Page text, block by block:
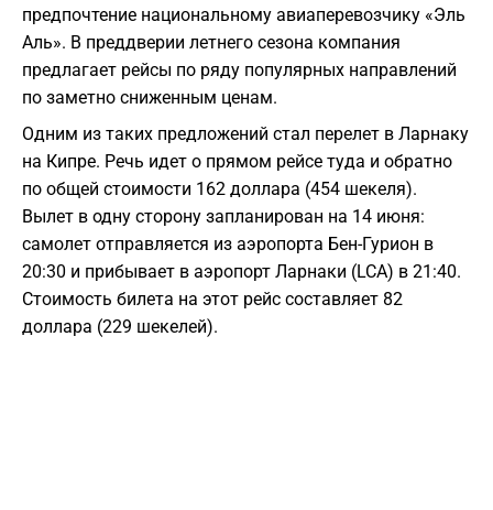
предпочтение национальному авиаперевозчику «Эль
Аль». В преддверии летнего сезона компания
предлагает рейсы по ряду популярных направлений
по заметно сниженным ценам.
Одним из таких предложений стал перелет в Ларнаку
на Кипре. Речь идет о прямом рейсе туда и обратно
по общей стоимости 162 доллара (454 шекеля).
Вылет в одну сторону запланирован на 14 июня:
самолет отправляется из аэропорта Бен-Гурион в
20:30 и прибывает в аэропорт Ларнаки (LCA) в 21:40.
Стоимость билета на этот рейс составляет 82
доллара (229 шекелей).